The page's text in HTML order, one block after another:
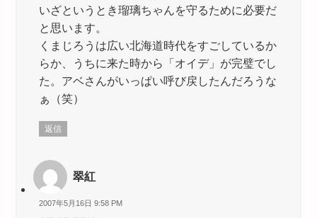
いざというとき瑠璃ちゃんを守るために必要だ
と思います。
くまじろうは広い北海道時代をすごしているか
らか、うちに来た時から「オイデ」が完璧でし
た。アベさんがいっぱい呼び戻したんだろうな
ぁ（笑）
返信
翠紅
2007年5月16日 9:58 PM